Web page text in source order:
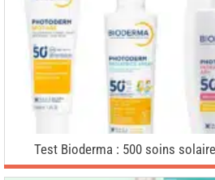
Test Bioderma : 500 soins